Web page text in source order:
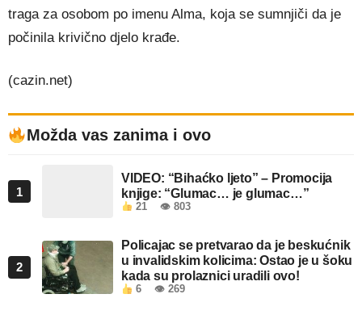
traga za osobom po imenu Alma, koja se sumnjiči da je
počinila krivično djelo krađe.
(cazin.net)
Možda vas zanima i ovo
1
VIDEO: “Bihaćko ljeto” – Promocija
knjige: “Glumac… je glumac…”
21 👁 803
2
Policajac se pretvarao da je beskućnik
u invalidskim kolicima: Ostao je u šoku
kada su prolaznici uradili ovo!
6 👁 269